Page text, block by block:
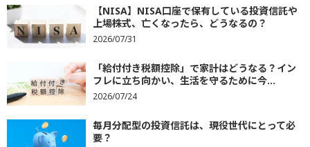
【NISA】NISA口座で保有している投資信託や
上場株式、亡くなったら、どうなるの？
2026/07/31
「給付付き税額控除」で家計はどうなる？イン
フレに立ち向かい、生活を守るために今...
2026/07/24
毎月分配型の投資信託は、現役世代にとって必
要？